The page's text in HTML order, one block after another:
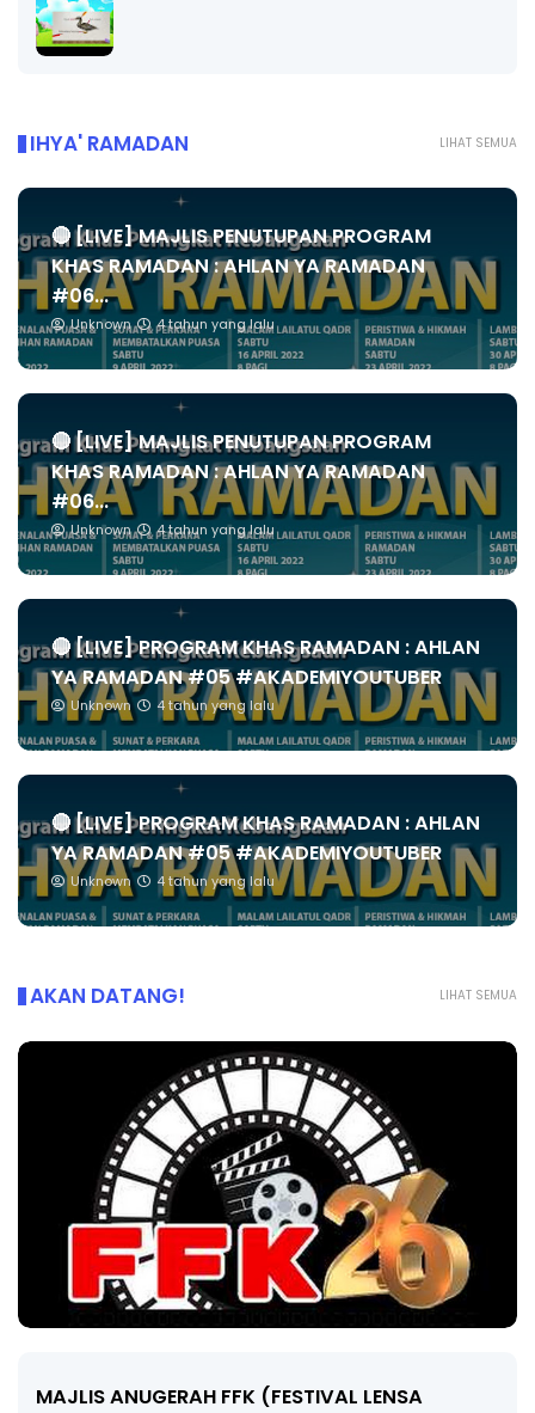
LIHAT SEMUA
IHYA' RAMADAN
🔴 [LIVE] MAJLIS PENUTUPAN PROGRAM
KHAS RAMADAN : AHLAN YA RAMADAN
#06...
Unknown 4 tahun yang lalu
🔴 [LIVE] MAJLIS PENUTUPAN PROGRAM
KHAS RAMADAN : AHLAN YA RAMADAN
#06...
Unknown 4 tahun yang lalu
🔴 [LIVE] PROGRAM KHAS RAMADAN : AHLAN
YA RAMADAN #05 #AKADEMIYOUTUBER
Unknown 4 tahun yang lalu
🔴 [LIVE] PROGRAM KHAS RAMADAN : AHLAN
YA RAMADAN #05 #AKADEMIYOUTUBER
Unknown 4 tahun yang lalu
LIHAT SEMUA
AKAN DATANG!